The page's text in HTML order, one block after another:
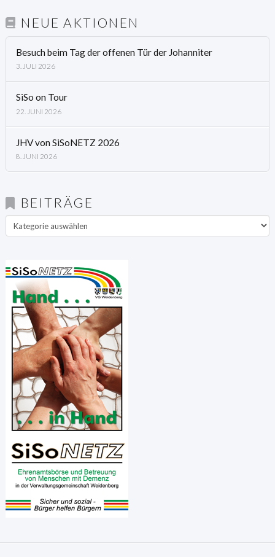
NEUE AKTIONEN
Besuch beim Tag der offenen Tür der Johanniter
3. JULI 2026
SiSo on Tour
22. JUNI 2026
JHV von SiSoNETZ 2026
8. JUNI 2026
BEITRÄGE
Beiträge